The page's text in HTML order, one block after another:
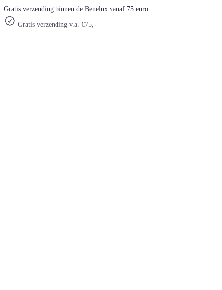
Gratis verzending binnen de Benelux vanaf 75 euro
Gratis verzending v.a. €75,-